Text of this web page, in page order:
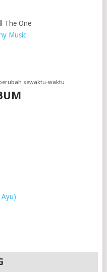
One
Music
sewaktu-waktu